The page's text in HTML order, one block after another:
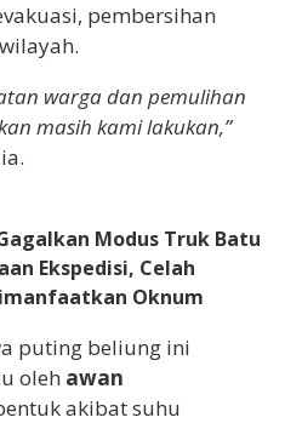
pembersihan
warga dan pemulihan
masih kami lakukan,”
Modus Truk Batu
Ekspedisi, Celah
Oknum
puting beliung ini
oleh awan
akibat suhu